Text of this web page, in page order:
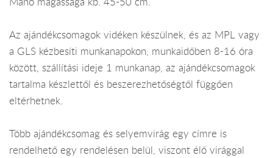
Az ajándékcsomagok vidéken készülnek, és az MPL vagy
a GLS kézbesíti munkanapokon, munkaidőben 8-16 óra
között, szállítási ideje 1 munkanap, az ajándékcsomagok
tartalma készlettől és beszerezhetőségtől függően
eltérhetnek.
Több ajándékcsomag és selyemvirág egy címre is
rendelhető egy rendelésen belül, viszont élő virággal